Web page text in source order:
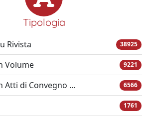
Tipologia
Rivista 38925
Volume 9221
Atti di Convegno ... 6566
1761